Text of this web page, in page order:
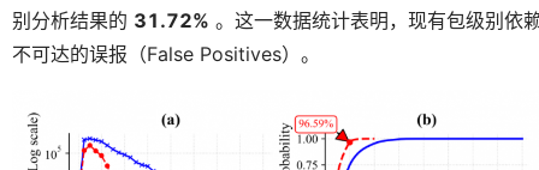
别分析结果的 31.72% 。这一数据统计表明，现有包级别依
不可达的误报（False Positives）。